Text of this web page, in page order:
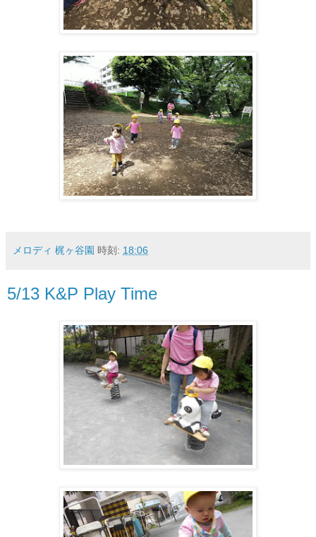
メロディ 梶ヶ谷園 時刻: 18:06
5/13 K&P Play Time